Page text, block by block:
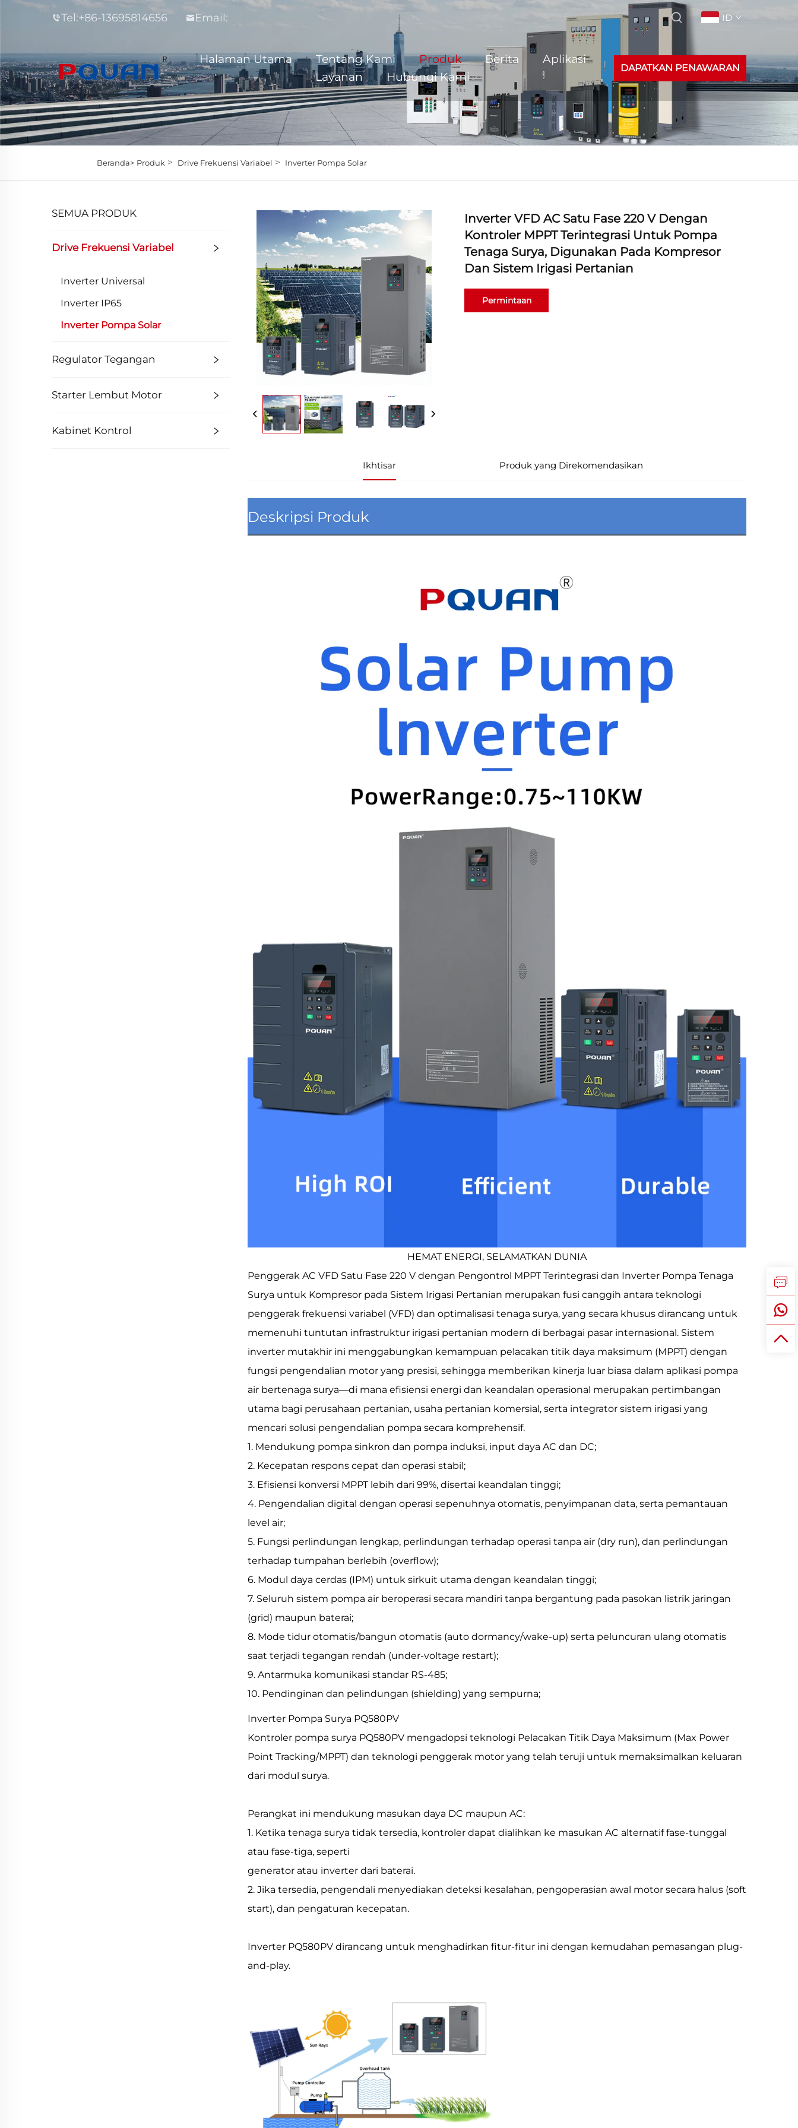
Tel:+86-13695814656 Email: ID
Halaman Utama Tentang Kami Produk Berita
Aplikasi
Layanan
Hubungi Kami
DAPATKAN PENAWARAN
Beranda> Produk> Drive Frekuensi Variabel > Inverter Pompa Solar
SEMUA PRODUK
Drive Frekuensi Variabel
Inverter Universal
Inverter IP65
Inverter Pompa Solar
Regulator Tegangan
Starter Lembut Motor
Kabinet Kontrol
Inverter VFD AC Satu Fase 220 V Dengan
Kontroler MPPT Terintegrasi Untuk Pompa
Tenaga Surya, Digunakan Pada Kompresor
Dan Sistem Irigasi Pertanian
Permintaan
Ikhtisar Produk yang Direkomendasikan
Deskripsi Produk
HEMAT ENERGI, SELAMATKAN DUNIA
Penggerak AC VFD Satu Fase 220 V dengan Pengontrol MPPT Terintegrasi dan Inverter Pompa Tenaga
Surya untuk Kompresor pada Sistem Irigasi Pertanian merupakan fusi canggih antara teknologi
penggerak frekuensi variabel (VFD) dan optimalisasi tenaga surya, yang secara khusus dirancang untuk
memenuhi tuntutan infrastruktur irigasi pertanian modern di berbagai pasar internasional. Sistem
inverter mutakhir ini menggabungkan kemampuan pelacakan titik daya maksimum (MPPT) dengan
fungsi pengendalian motor yang presisi, sehingga memberikan kinerja luar biasa dalam aplikasi pompa
air bertenaga surya—di mana efisiensi energi dan keandalan operasional merupakan pertimbangan
utama bagi perusahaan pertanian, usaha pertanian komersial, serta integrator sistem irigasi yang
mencari solusi pengendalian pompa secara komprehensif.
1. Mendukung pompa sinkron dan pompa induksi, input daya AC dan DC;
2. Kecepatan respons cepat dan operasi stabil;
3. Efisiensi konversi MPPT lebih dari 99%, disertai keandalan tinggi;
4. Pengendalian digital dengan operasi sepenuhnya otomatis, penyimpanan data, serta pemantauan
level air;
5. Fungsi perlindungan lengkap, perlindungan terhadap operasi tanpa air (dry run), dan perlindungan
terhadap tumpahan berlebih (overflow);
6. Modul daya cerdas (IPM) untuk sirkuit utama dengan keandalan tinggi;
7. Seluruh sistem pompa air beroperasi secara mandiri tanpa bergantung pada pasokan listrik jaringan
(grid) maupun baterai;
8. Mode tidur otomatis/bangun otomatis (auto dormancy/wake-up) serta peluncuran ulang otomatis
saat terjadi tegangan rendah (under-voltage restart);
9. Antarmuka komunikasi standar RS-485;
10. Pendinginan dan pelindungan (shielding) yang sempurna;
Inverter Pompa Surya PQ580PV
Kontroler pompa surya PQ580PV mengadopsi teknologi Pelacakan Titik Daya Maksimum (Max Power
Point Tracking/MPPT) dan teknologi penggerak motor yang telah teruji untuk memaksimalkan keluaran
dari modul surya.
Perangkat ini mendukung masukan daya DC maupun AC:
1. Ketika tenaga surya tidak tersedia, kontroler dapat dialihkan ke masukan AC alternatif fase-tunggal
atau fase-tiga, seperti
generator atau inverter dari baterai.
2. Jika tersedia, pengendali menyediakan deteksi kesalahan, pengoperasian awal motor secara halus (soft
start), dan pengaturan kecepatan.
Inverter PQ580PV dirancang untuk menghadirkan fitur-fitur ini dengan kemudahan pemasangan plug-
and-play.